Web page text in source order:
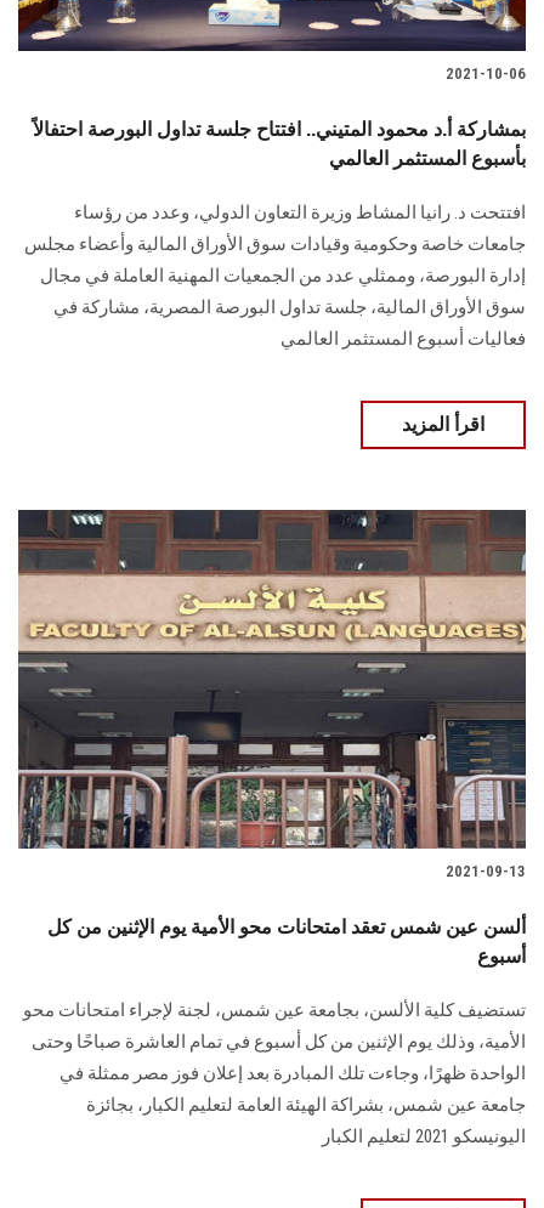
2021-10-06
بمشاركة أ.د محمود المتيني.. افتتاح جلسة تداول البورصة احتفالاً
بأسبوع المستثمر العالمي
افتتحت د. رانيا المشاط وزيرة التعاون الدولي، وعدد من رؤساء
جامعات خاصة وحكومية وقيادات سوق الأوراق المالية وأعضاء مجلس
إدارة البورصة، وممثلي عدد من الجمعيات المهنية العاملة في مجال
سوق الأوراق المالية، جلسة تداول البورصة المصرية، مشاركة في
فعاليات أسبوع المستثمر العالمي
اقرأ المزيد
2021-09-13
ألسن عين شمس تعقد امتحانات محو الأمية يوم الإثنين من كل
أسبوع
تستضيف كلية الألسن، بجامعة عين شمس، لجنة لإجراء امتحانات محو
الأمية، وذلك يوم الإثنين من كل أسبوع في تمام العاشرة صباحًا وحتى
الواحدة ظهرًا، وجاءت تلك المبادرة بعد إعلان فوز مصر ممثلة في
جامعة عين شمس، بشراكة الهيئة العامة لتعليم الكبار، بجائزة
اليونيسكو 2021 لتعليم الكبار